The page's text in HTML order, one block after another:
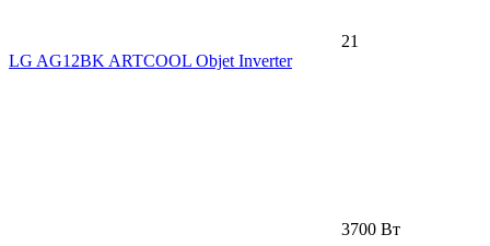
21
LG AG12BK ARTCOOL Objet Inverter
3700 Вт